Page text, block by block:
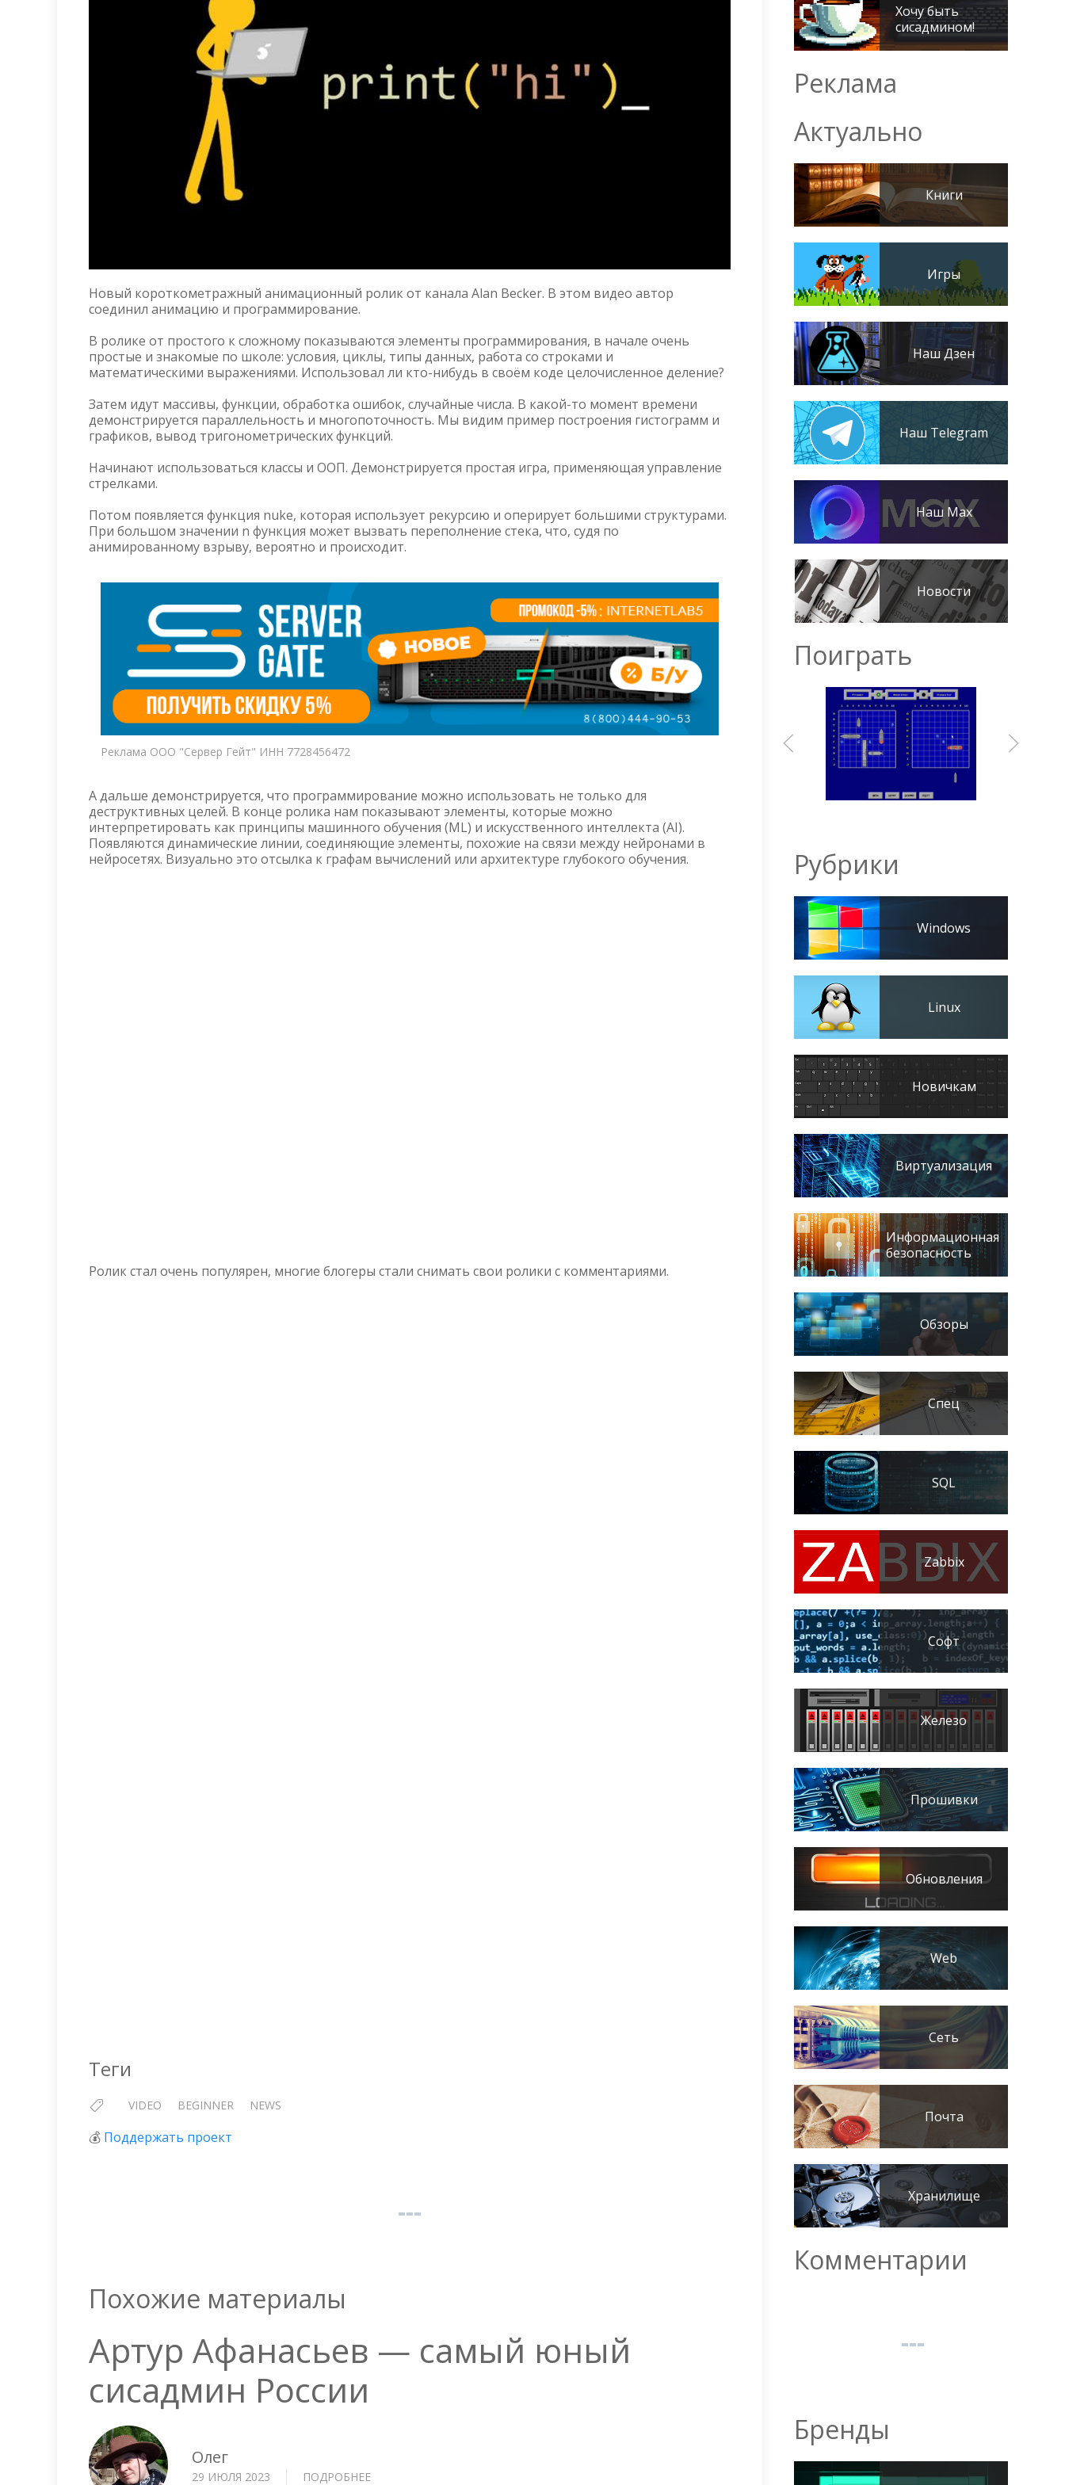
Новый короткометражный анимационный ролик от канала Alan Becker. В этом видео автор
соединил анимацию и программирование.
В ролике от простого к сложному показываются элементы программирования, в начале очень
простые и знакомые по школе: условия, циклы, типы данных, работа со строками и
математическими выражениями. Использовал ли кто-нибудь в своём коде целочисленное деление?
Затем идут массивы, функции, обработка ошибок, случайные числа. В какой-то момент времени
демонстрируется параллельность и многопоточность. Мы видим пример построения гистограмм и
графиков, вывод тригонометрических функций.
Начинают использоваться классы и ООП. Демонстрируется простая игра, применяющая управление
стрелками.
Потом появляется функция nuke, которая использует рекурсию и оперирует большими структурами.
При большом значении n функция может вызвать переполнение стека, что, судя по
анимированному взрыву, вероятно и происходит.
Реклама ООО "Сервер Гейт" ИНН 7728456472
А дальше демонстрируется, что программирование можно использовать не только для
деструктивных целей. В конце ролика нам показывают элементы, которые можно
интерпретировать как принципы машинного обучения (ML) и искусственного интеллекта (AI).
Появляются динамические линии, соединяющие элементы, похожие на связи между нейронами в
нейросетях. Визуально это отсылка к графам вычислений или архитектуре глубокого обучения.
Ролик стал очень популярен, многие блогеры стали снимать свои ролики с комментариями.
Теги
VIDEO BEGINNER NEWS
💰 Поддержать проект
Похожие материалы
Артур Афанасьев — самый юный
сисадмин России
Олег
29 ИЮЛЯ 2023 ПОДРОБНЕЕ
Хочу быть
сисадмином!
Реклама
Актуально
Книги
Игры
Наш Дзен
Наш Telegram
Наш Max
Новости
Поиграть
Рубрики
Windows
Linux
Новичкам
Виртуализация
Информационная
безопасность
Обзоры
Спец
SQL
Zabbix
Софт
Железо
Прошивки
Обновления
Web
Сеть
Почта
Хранилище
Комментарии
Бренды